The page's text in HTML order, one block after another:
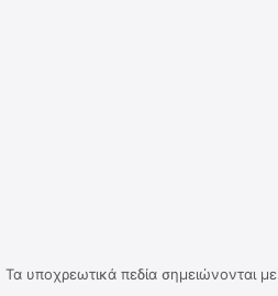
Τα υποχρεωτικά πεδία σημειώνονται με